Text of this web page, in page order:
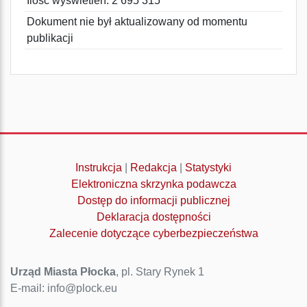
Dokument nie był aktualizowany od momentu
publikacji
Instrukcja Redakcja
Statystyki
Elektroniczna skrzynka podawcza
Dostęp do informacji publicznej
Deklaracja dostępności
Zalecenie dotyczące cyberbezpieczeństwa
Urząd Miasta Płocka, pl. Stary Rynek 1
E-mail: info@plock.eu